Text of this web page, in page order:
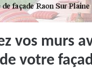
vos murs
votre